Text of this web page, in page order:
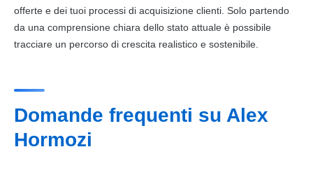
offerte e dei tuoi processi di acquisizione clienti. Solo partendo
da una comprensione chiara dello stato attuale è possibile
tracciare un percorso di crescita realistico e sostenibile.
Domande frequenti su Alex
Hormozi